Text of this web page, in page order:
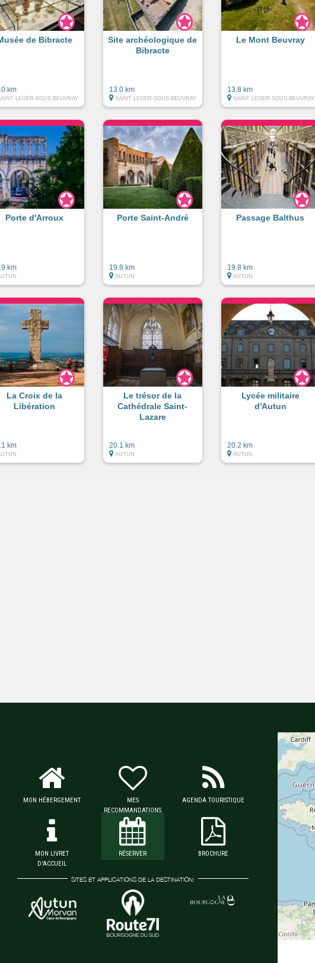
de Bibracte
km
LEGER-SOUS-BEUVRAY
Site archéologique de
Bibracte
13.0 km
SAINT-LEGER-SOUS-BEUVRAY
Le Mont Beuvray
13.8 km
SAINT-LEGER-SOUS-BEUVRAY
Porte d'Arroux
km
Porte Saint-André
19.8 km
AUTUN
Passage Balthus
19.8 km
AUTUN
La Croix de la
Libération
km
Le trésor de la
Cathédrale Saint-
Lazare
20.1 km
AUTUN
Lycée militaire
d'Autun
20.2 km
AUTUN
MON HÉBERGEMENT
MES
RECOMMANDATIONS
AGENDA TOURISTIQUE
MON LIVRET
D'ACCUEIL
RÉSERVER BROCHURE
SITES ET APPLICATIONS DE LA DESTINATION: